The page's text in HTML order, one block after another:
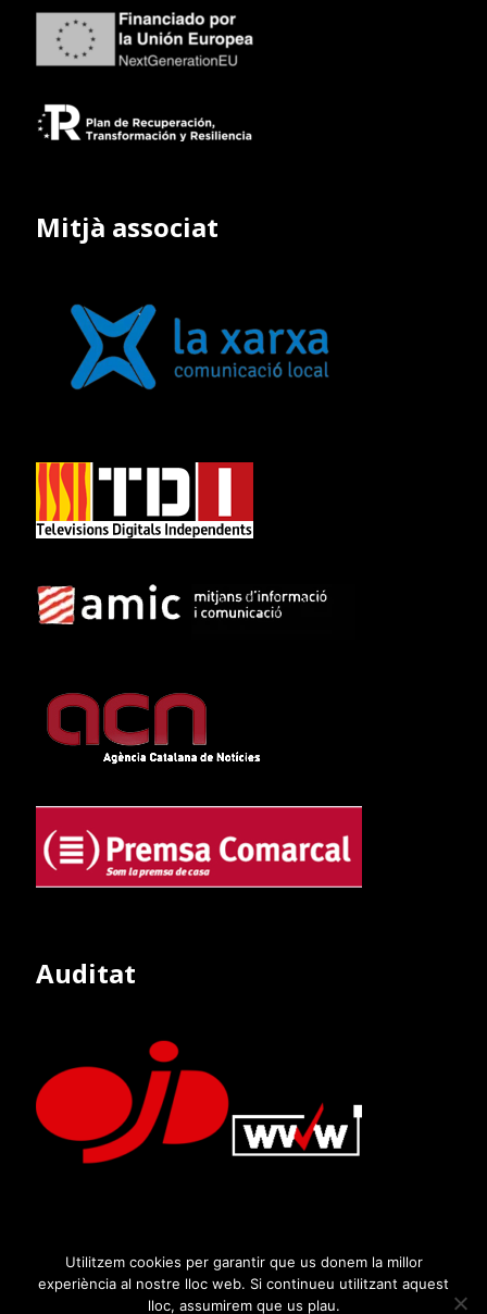
Mitjà associat
Auditat
Utilitzem cookies per garantir que us donem la millor
experiència al nostre lloc web. Si continueu utilitzant aquest
lloc, assumirem que us plau.